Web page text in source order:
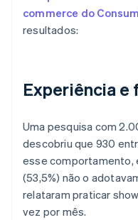
commerce do
resultados:
Experiência e
Uma pesquisa com
descobriu que 930
esse comportamento,
(53,5%) não o
relataram praticar
vez por mês.